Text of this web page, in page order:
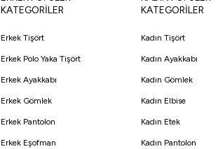
KATEGORİLER
Erkek Tişört
Erkek Polo Yaka Tişört
Erkek Ayakkabı
Erkek Gömlek
Erkek Pantolon
Erkek Eşofman
KATEGORİLER
Kadın Tişört
Kadın Ayakkabı
Kadın Gömlek
Kadın Elbise
Kadın Etek
Kadın Pantolon